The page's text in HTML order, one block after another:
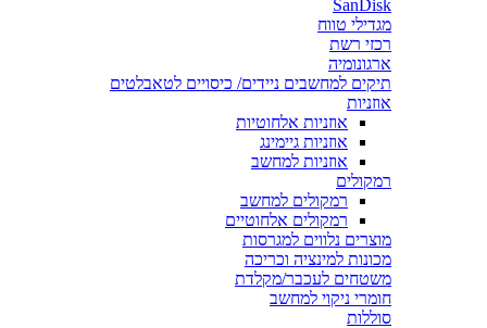
SanDisk
מגדילי טווח
רכזי רשת
ארגונומיה
תיקים למחשבים ניידים/ כיסויים לטאבלטים
אוזניות
אוזניות אלחוטיות
אוזניות גיימינג
אוזניות למחשב
רמקולים
רמקולים למחשב
רמקולים אלחוטיים
מוצרים נלווים למגרסות
מכונות למינציה וכריכה
משטחים לעכבר/מקלדת
חומרי ניקוי למחשב
סוללות